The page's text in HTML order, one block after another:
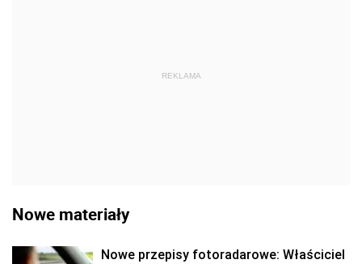
REKLAMA
Nowe materiały
Nowe przepisy fotoradarowe: Właściciel